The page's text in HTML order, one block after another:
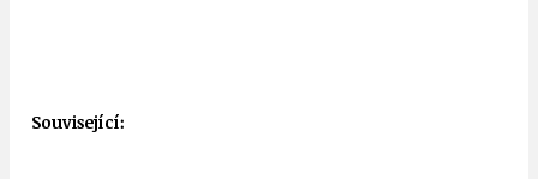
Související: